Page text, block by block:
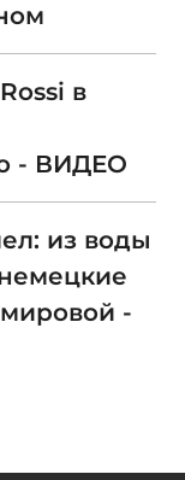
в
- ВИДЕО
из воды
-